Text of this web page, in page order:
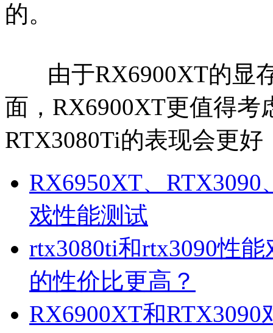
的。
由于RX6900XT的显
面，RX6900XT更值得
RTX3080Ti的表现会更
RX6950XT、
戏性能测试
rtx3080ti和rtx3090性
的性价比更高？
RX6900XT和